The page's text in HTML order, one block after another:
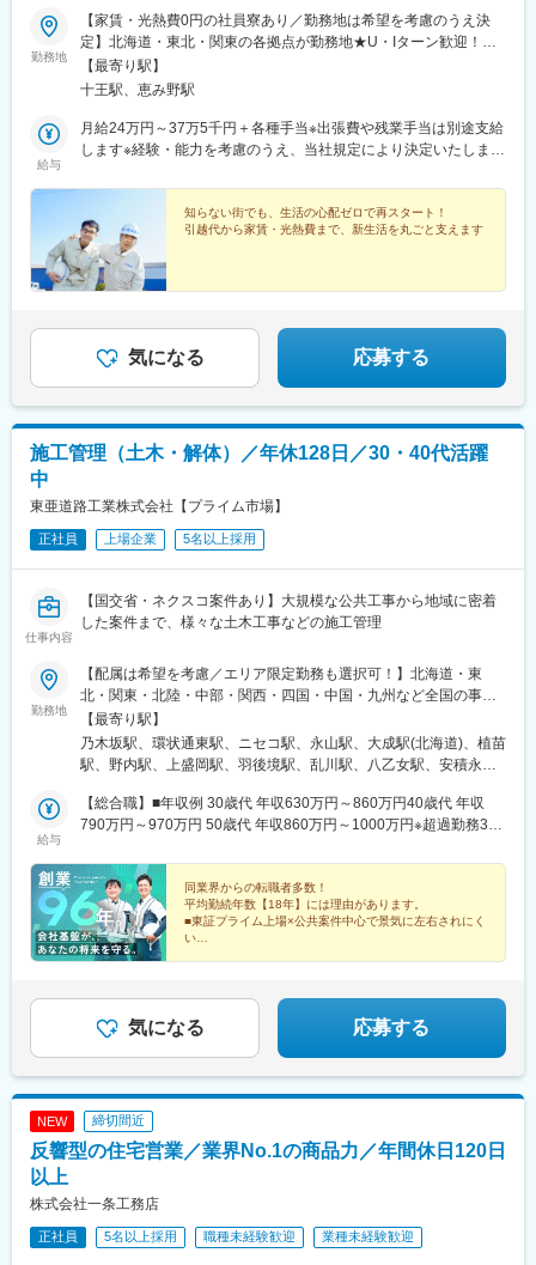
勤務地
【家賃・光熱費0円の社員寮あり／勤務地は希望を考慮のうえ決
定】北海道・東北・関東の各拠点が勤務地★U・Iターン歓迎！★
直行直帰可＜勤務地エリア＞（※顧客先）北海道・青森・秋田・岩
手・宮城・山形・福島・茨城・新潟・千葉・東京・神奈川・埼
間：1カ月～3カ月■中期期間：6カ月～1年■長期期間：1年以上★
出張先では家具・家電付きウィークリーマンションをご用意。社
を楽しんだりと、出張を満喫しております！※受動喫煙対策：あり
【最寄り駅】
十王駅、恵み野駅
給与
月給24万円～37万5千円＋各種手当※出張費や残業手当は別途支給
します※経験・能力を考慮のうえ、当社規定により決定いたします
歳■月収30万円（各種手当含む）／未経験入社10年目／39歳■月収
40万円（各種手当含む）／未経験入社20年目／42歳＼住居費0円
の出張スタイル／会社負担で家具・家電付きマンションに住める
ので、固定費はほぼゼロ。食費などの実費だけでOKだから、お給
料を趣味や貯金に回しやすい環境です。
知らない街でも、生活の心配ゼロで再スタート！
引越代から家賃・光熱費まで、新生活を丸ごと支えます
気になる 応募する
施工管理（土木・解体）／年休128日／30・40代活躍
中
東亜道路工業株式会社【プライム市場】
正社員 上場企業 5名以上採用
仕事内容
【国交省・ネクスコ案件あり】大規模な公共工事から地域に密着
した案件まで、様々な土木工事などの施工管理
勤務地
【配属は希望を考慮／エリア限定勤務も選択可！】北海道・東
北・関東・北陸・中部・関西・四国・中国・九州など全国の事業
所★解体工事施工管理の採用は東京支店のみとなります(転勤な
し)※希望を考慮して配属します。※マイカー通勤OK！※U・Iターン
歓迎！↓さらに詳しい勤務地をご確認したい方は「勤務地一覧」を
す！
【最寄り駅】
乃木坂駅、環状通東駅、ニセコ駅、永山駅、大成駅(北海道)、植苗
駅、野内駅、上盛岡駅、羽後境駅、乱川駅、八乙女駅、安積永盛
野町駅、厚木駅、高柳駅、君津駅、新狭山駅、武里駅、つくば
駅、鹿島神宮駅、駒形駅、名和駅(愛知県)、江南駅(愛知県)、上島
高松駅、出雲横田駅、伊予小松駅、笹原駅、原水駅、犬飼駅、加
治木駅、六本木駅、青山一丁目駅
給与
【総合職】■年収例 30歳代 年収630万円～860万円40歳代 年収
790万円～970万円 50歳代 年収860万円～1000万円※超過勤務30h
給32万円～55万円 ※年齢・スキル・経験に応じて当社人事制度に
基づき処遇する※時間外手当などの諸手当は別途支給 -----------------
----------------------------------【エリア職】■年収例30歳代 年収550万
円～750万円40歳代 年収680万円～870万円50歳代 年収750万円
～900万円※超過勤務30h程度を想定※管理職で役職待遇の場合は役
に応じて当社人事制度に基づき処遇する※時間外手当などの諸手当
は別途支給
同業界からの転職者多数！
平均勤続年数【18年】には理由があります。
■東証プライム上場×公共案件中心で景気に左右されにく
い
■基本土日休み＋長期休暇あり（9～11連休実績）
気になる 応募する
NEW 締切間近
反響型の住宅営業／業界No.1の商品力／年間休日120日
以上
株式会社一条工務店
正社員 5名以上採用 職種未経験歓迎 業種未経験歓迎